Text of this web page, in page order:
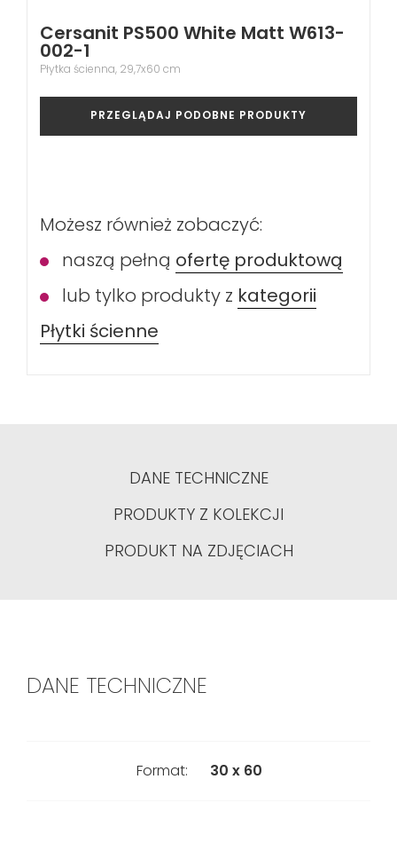
Cersanit PS500 White Matt W613-
002-1
Płytka ścienna, 29,7x60 cm
PRZEGLĄDAJ PODOBNE PRODUKTY
Możesz również zobaczyć:
naszą pełną ofertę produktową
lub tylko produkty z kategorii
Płytki ścienne
DANE TECHNICZNE
PRODUKTY Z KOLEKCJI
PRODUKT NA ZDJĘCIACH
DANE TECHNICZNE
Format: 30 x 60